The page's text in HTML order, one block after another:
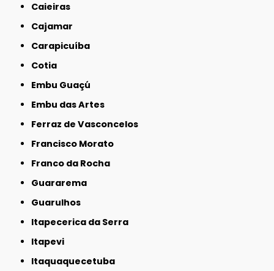
Caieiras
Cajamar
Carapicuíba
Cotia
Embu Guaçú
Embu das Artes
Ferraz de Vasconcelos
Francisco Morato
Franco da Rocha
Guararema
Guarulhos
Itapecerica da Serra
Itapevi
Itaquaquecetuba